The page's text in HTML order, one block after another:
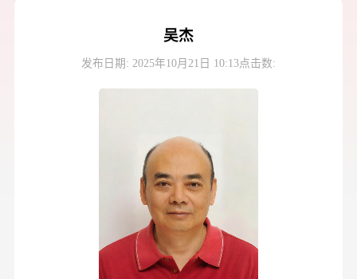
吴杰
发布日期: 2025年10月21日 10:13点击数: